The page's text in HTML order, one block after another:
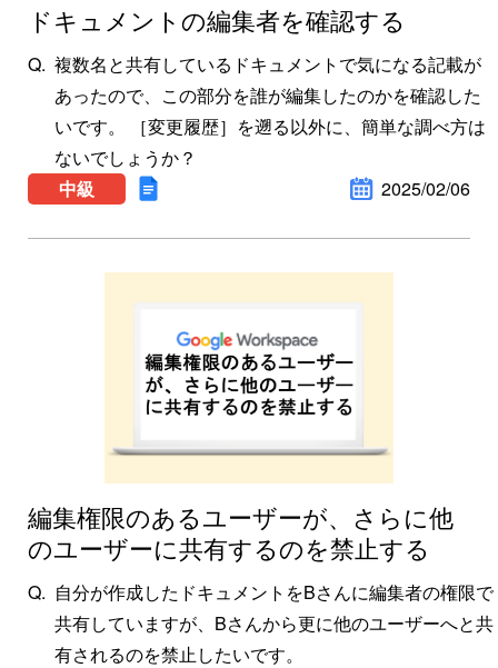
ドキュメントの編集者を確認する
複数名と共有しているドキュメントで気になる記載が
あったので、この部分を誰が編集したのかを確認した
いです。 ［変更履歴］を遡る以外に、簡単な調べ方は
ないでしょうか？
中級
2025/02/06
編集権限のあるユーザーが、さらに他
のユーザーに共有するのを禁止する
自分が作成したドキュメントをBさんに編集者の権限で
共有していますが、Bさんから更に他のユーザーへと共
有されるのを禁止したいです。